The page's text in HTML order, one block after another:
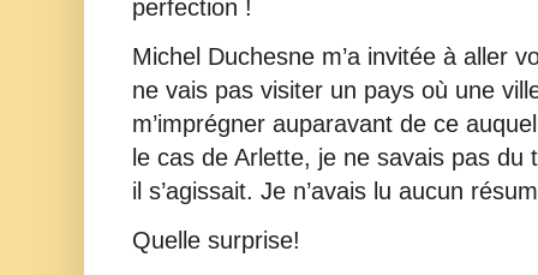
perfection !
Michel Duchesne m’a invitée à aller
ne vais pas visiter un pays où une
m’imprégner auparavant de ce
le cas de Arlette, je ne savais pas
il s’agissait. Je n’avais lu aucun
Quelle surprise!